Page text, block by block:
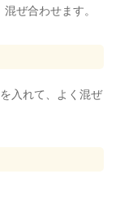
ぜ合わせます。
入れて、よく混ぜ